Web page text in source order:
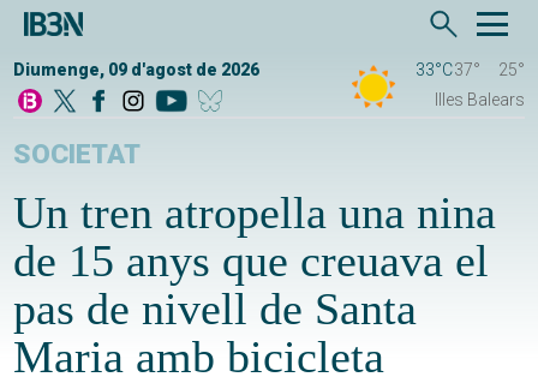
Diumenge, 09 d'agost de 2026 33°C37°
25°
Illes Balears
SOCIETAT
Un tren atropella una nina
de 15 anys que creuava el
pas de nivell de Santa
Maria amb bicicleta